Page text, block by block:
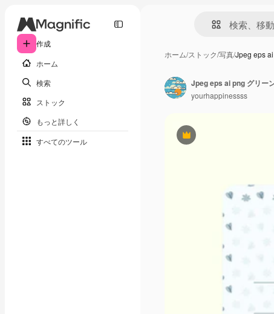
作成
ホーム
検索
ストック
もっと詳しく
すべてのツール
ホーム/ストック/写真/Jpeg eps
Premium
Jpeg eps ai png グリー
yourhappinessss